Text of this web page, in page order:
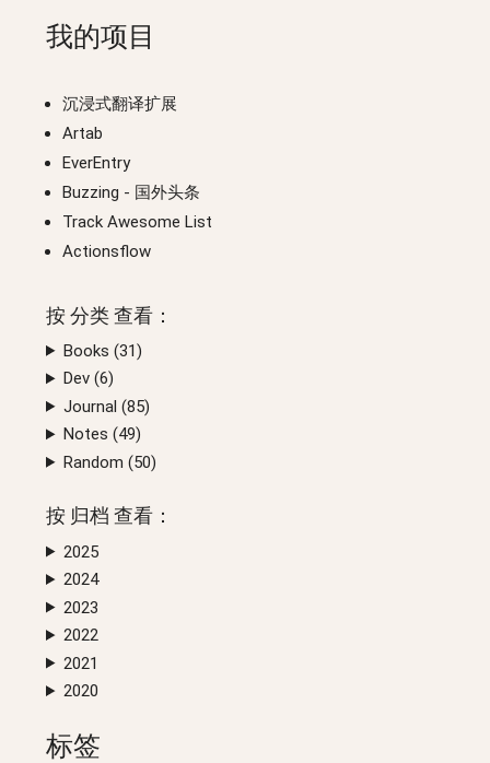
我的项目
沉浸式翻译扩展
Artab
EverEntry
Buzzing - 国外头条
Track Awesome List
Actionsflow
按 分类 查看：
Books (31)
Dev (6)
Journal (85)
Notes (49)
Random (50)
按 归档 查看：
2025
2024
2023
2022
2021
2020
标签